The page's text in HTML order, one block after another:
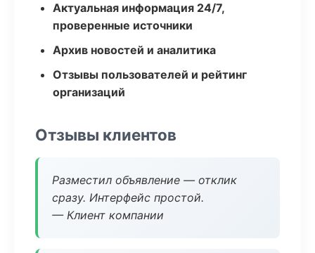
Актуальная информация 24/7,
проверенные источники
Архив новостей и аналитика
Отзывы пользователей и рейтинг
организаций
Отзывы клиентов
Разместил объявление — отклик
сразу. Интерфейс простой.
— Клиент компании